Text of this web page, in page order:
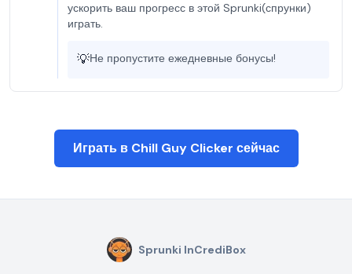
ускорить ваш прогресс в этой Sprunki(спрунки)
играть.
💡Не пропустите ежедневные бонусы!
Играть в Chill Guy Clicker сейчас
Sprunki InCrediBox